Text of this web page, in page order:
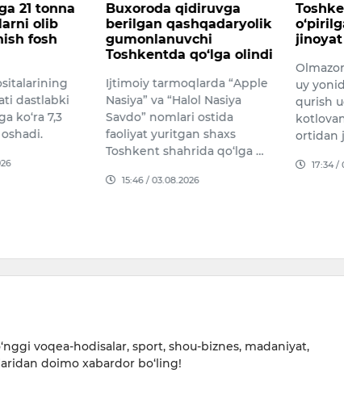
21 tonna
olib
fosh
dastlabki
ko‘ra 7,3
Buxoroda qidiruvga
berilgan qashqadaryolik
gumonlanuvchi
Toshkentda qo‘lga olindi
Ijtimoiy tarmoqlarda “Apple
Nasiya” va “Halol Nasiya
Savdo” nomlari ostida
faoliyat yuritgan shaxs
Toshkent shahrida qo‘lga …
15:46 / 03.08.2026
jinoyat
uy
qurish
ortidan
17:34 /
voqea-hodisalar, sport, shou-biznes, madaniyat,
doimo xabardor bo‘ling!